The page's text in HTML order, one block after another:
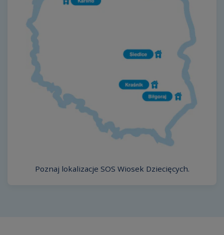
Poznaj lokalizacje SOS Wiosek Dziecięcych.